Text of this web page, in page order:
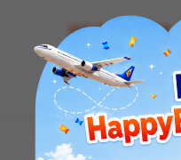
Airline tickets
Homepage News